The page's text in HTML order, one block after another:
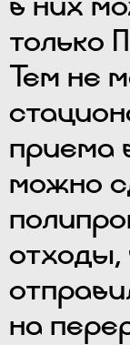
только
Тем не
приема
можно
отходы,
на